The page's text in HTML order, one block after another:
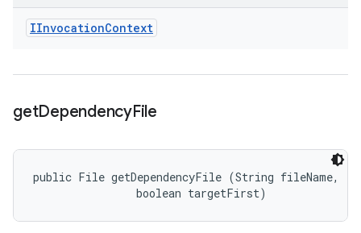
IInvocationContext
getDependencyFile
public File getDependencyFile (String fileName,
                boolean targetFirst)